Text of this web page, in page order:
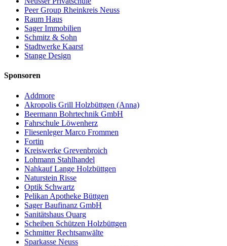
Peer Group Rheinkreis Neuss
Raum Haus
Sager Immobilien
Schmitz & Sohn
Stadtwerke Kaarst
Stange Design
Sponsoren
Addmore
Akropolis Grill Holzbüttgen (Anna)
Beermann Bohrtechnik GmbH
Fahrschule Löwenherz
Fliesenleger Marco Frommen
Fortin
Kreiswerke Grevenbroich
Lohmann Stahlhandel
Nahkauf Lange Holzbüttgen
Naturstein Risse
Optik Schwartz
Pelikan Apotheke Büttgen
Sager Baufinanz GmbH
Sanitätshaus Quarg
Scheiben Schützen Holzbüttgen
Schmitter Rechtsanwälte
Sparkasse Neuss